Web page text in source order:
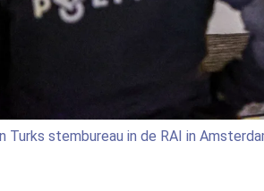
Turks stembureau in de RAI in